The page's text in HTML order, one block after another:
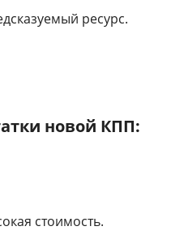
ресурс.
новой КПП:
стоимость.